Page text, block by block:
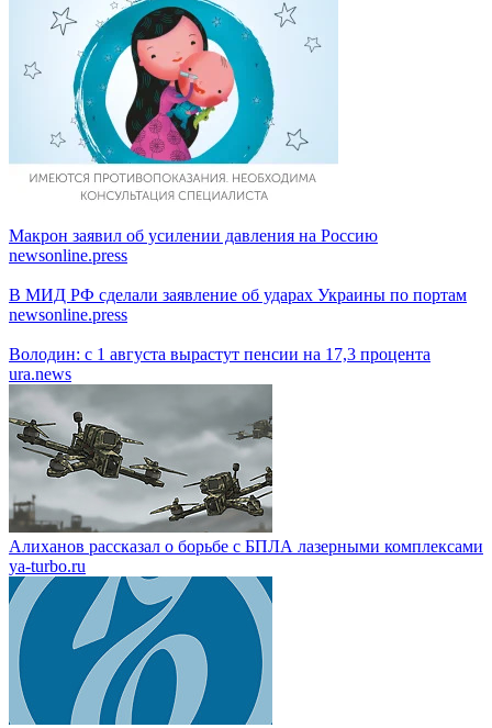
Макрон заявил об усилении давления на Россию
newsonline.press
В МИД РФ сделали заявление об ударах Украины по портам
newsonline.press
Володин: с 1 августа вырастут пенсии на 17,3 процента
ura.news
Алиханов рассказал о борьбе с БПЛА лазерными комплексами
ya-turbo.ru